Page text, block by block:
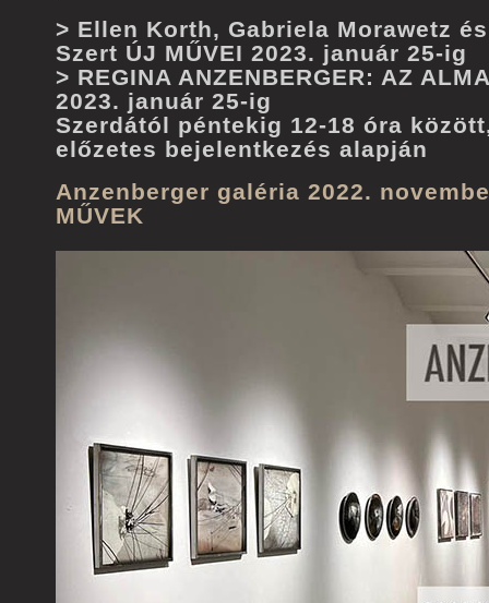
> Ellen Korth, Gabriela Morawetz
Szert ÚJ MŰVEI 2023. január 25-ig
> REGINA ANZENBERGER: AZ
2023. január 25-ig
Szerdától péntekig 12-18 óra
előzetes bejelentkezés alapján
Anzenberger galéria 2022.
MŰVEK